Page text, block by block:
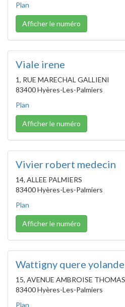
Plan
Afficher le numéro
Viale irene
1, RUE MARECHAL GALLIENI
83400 Hyères-Les-Palmiers
Plan
Afficher le numéro
Vivier robert medecin
14, ALLEE PALMIERS
83400 Hyères-Les-Palmiers
Plan
Afficher le numéro
Wattigny quere
15, AVENUE AMBROISE THOMAS
83400 Hyères-Les-Palmiers
Plan